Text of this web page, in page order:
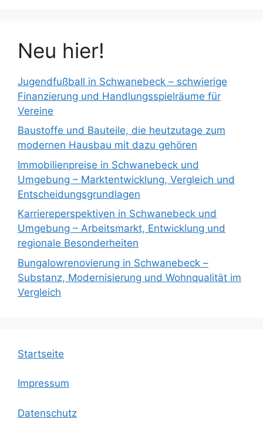
Neu hier!
Jugendfußball in Schwanebeck – schwierige
Finanzierung und Handlungsspielräume für
Vereine
Baustoffe und Bauteile, die heutzutage zum
modernen Hausbau mit dazu gehören
Immobilienpreise in Schwanebeck und
Umgebung – Marktentwicklung, Vergleich und
Entscheidungsgrundlagen
Karriereperspektiven in Schwanebeck und
Umgebung – Arbeitsmarkt, Entwicklung und
regionale Besonderheiten
Bungalowrenovierung in Schwanebeck –
Substanz, Modernisierung und Wohnqualität im
Vergleich
Startseite
Impressum
Datenschutz